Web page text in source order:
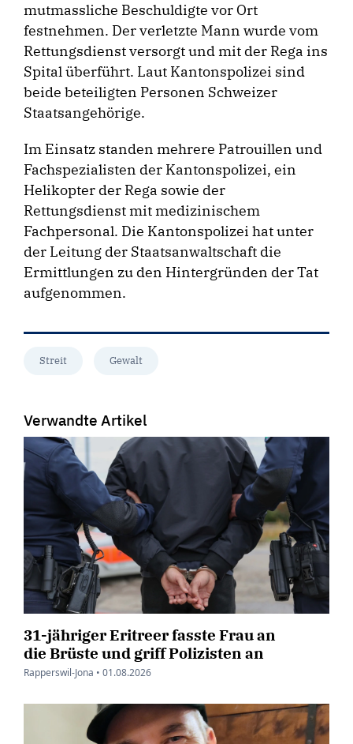
mutmassliche Beschuldigte vor Ort
festnehmen. Der verletzte Mann wurde vom
Rettungsdienst versorgt und mit der Rega ins
Spital überführt. Laut Kantonspolizei sind
beide beteiligten Personen Schweizer
Staatsangehörige.
Im Einsatz standen mehrere Patrouillen und
Fachspezialisten der Kantonspolizei, ein
Helikopter der Rega sowie der
Rettungsdienst mit medizinischem
Fachpersonal. Die Kantonspolizei hat unter
der Leitung der Staatsanwaltschaft die
Ermittlungen zu den Hintergründen der Tat
aufgenommen.
Streit Gewalt
Verwandte Artikel
31-jähriger Eritreer fasste Frau an
die Brüste und griff Polizisten an
Rapperswil-Jona • 01.08.2026